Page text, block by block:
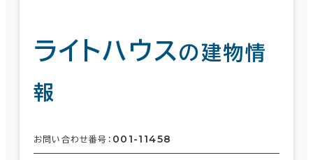
ライトハウス の建物情
報
お問い合わせ番号： 001-11458